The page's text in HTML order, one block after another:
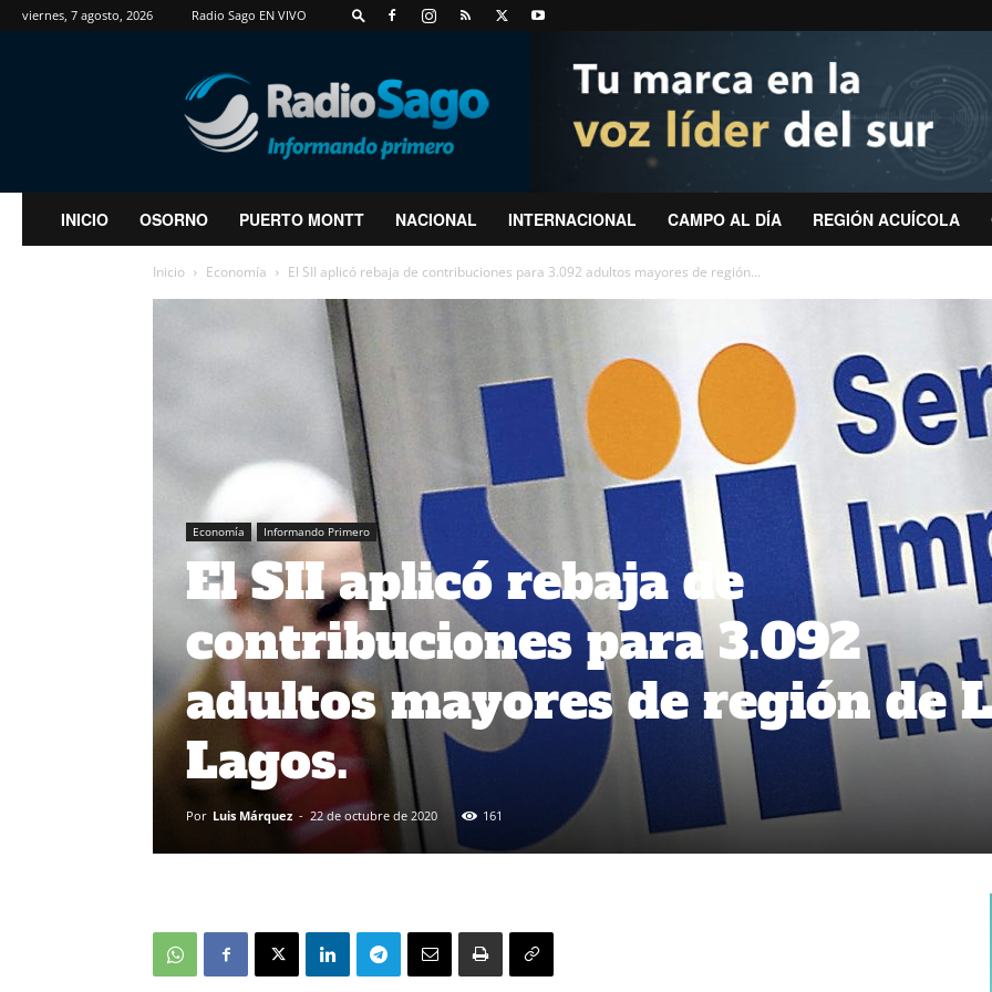
viernes, 7 agosto, 2026 Radio Sago EN VIVO
RadioSago
INICIO OSORNO PUERTO MONTT NACIONAL INTERNACIONAL CAMPO AL DÍA REGIÓN ACUÍCOLA
Inicio Economía El SII aplicó rebaja de contribuciones para 3.092 adultos mayores de región...
Economía Informando Primero
El SII aplicó rebaja de
contribuciones para 3.092
adultos mayores de región de
Lagos.
Por Luis Márquez - 22 de octubre de 2020 161